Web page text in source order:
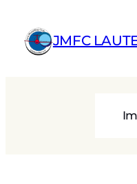
Inhalt
springen
JMFC